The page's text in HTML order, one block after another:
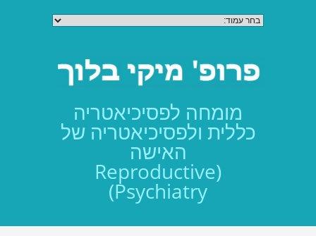
מומחה לפסיכיאטריה
כללית ולפסיכיאטריה של
האישה
(Reproductive
Psychiatry)